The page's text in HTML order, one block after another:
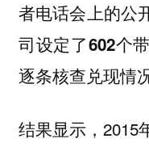
者电话会上的公
司设定了602个
逐条核查兑现情况
结果显示，2015